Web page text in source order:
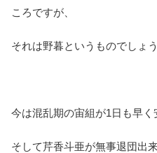
ころですが、
それは野暮というものでしょう
今は混乱期の宙組が1日も早く
そして芹香斗亜が無事退団出